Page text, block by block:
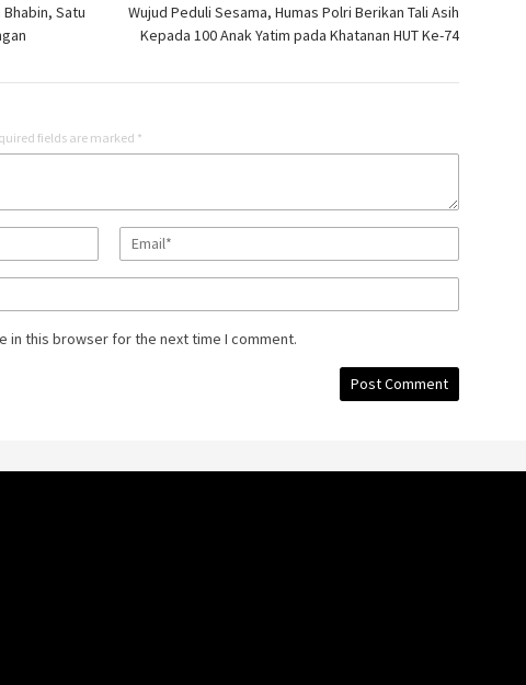
Satu
Wujud Peduli Sesama, Humas Polri Berikan Tali Asih
Kepada 100 Anak Yatim pada Khatanan HUT Ke-74
fields are marked *
in this browser for the next time I comment.